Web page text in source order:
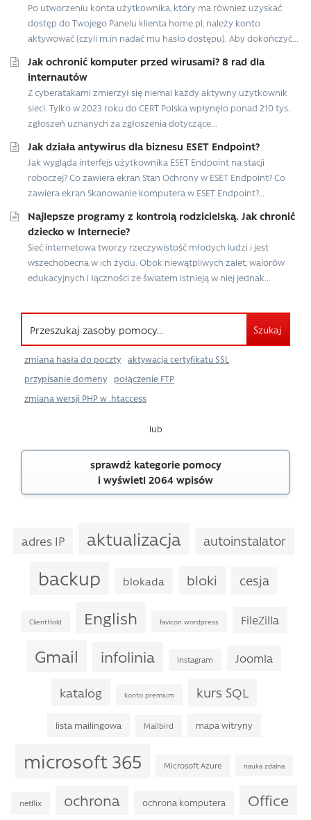
Po utworzeniu konta użytkownika, który ma również uzyskać
dostęp do Twojego Panelu klienta home.pl, należy konto
aktywować (czyli m.in nadać mu hasło dostępu). Aby dokończyć...
Jak ochronić komputer przed wirusami? 8 rad dla
internautów
Z cyberatakami zmierzył się niemal każdy aktywny użytkownik
sieci. Tylko w 2023 roku do CERT Polska wpłynęło ponad 210 tys.
zgłoszeń uznanych za zgłoszenia dotyczące...
Jak działa antywirus dla biznesu ESET Endpoint?
Jak wygląda interfejs użytkownika ESET Endpoint na stacji
roboczej? Co zawiera ekran Stan Ochrony w ESET Endpoint? Co
zawiera ekran Skanowanie komputera w ESET Endpoint?...
Najlepsze programy z kontrolą rodzicielską. Jak chronić
dziecko w Internecie?
Sieć internetowa tworzy rzeczywistość młodych ludzi i jest
wszechobecna w ich życiu. Obok niewątpliwych zalet, walorów
edukacyjnych i łączności ze światem istnieją w niej jednak...
Szukaj
zmiana hasła do poczty
aktywacja certyfikatu SSL
przypisanie domeny
połączenie FTP
zmiana wersji PHP w .htaccess
lub
sprawdź kategorie pomocy
i wyświetl 2064 wpisów
adres IP aktualizacja autoinstalator
backup blokada bloki cesja
ClientHold English favicon wordpress FileZilla
Gmail infolinia instagram Joomla
katalog konto premium kurs SQL
lista mailingowa Mailbird mapa witryny
microsoft 365 Microsoft Azure nauka zdalna
netflix ochrona ochrona komputera Office